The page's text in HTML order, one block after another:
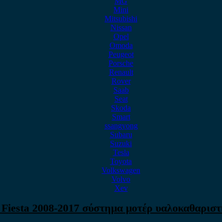
Mini
Mitsubishi
Nissan
Opel
Omoda
Peugeot
Porsche
Renault
Rover
Saab
Seat
Skoda
Smart
ssangyong
Subaru
Suzuki
Tesla
Toyota
Volkswagen
Volvo
Xev
2008-2017 σύστημα μοτέρ